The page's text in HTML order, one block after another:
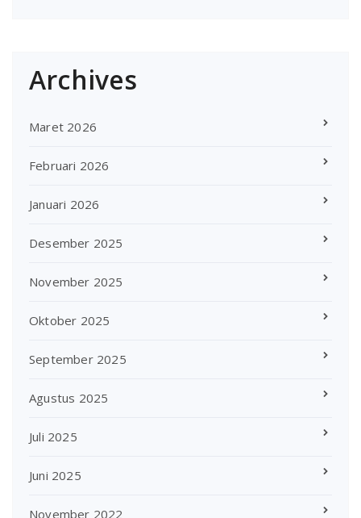
Archives
Maret 2026
Februari 2026
Januari 2026
Desember 2025
November 2025
Oktober 2025
September 2025
Agustus 2025
Juli 2025
Juni 2025
November 2022